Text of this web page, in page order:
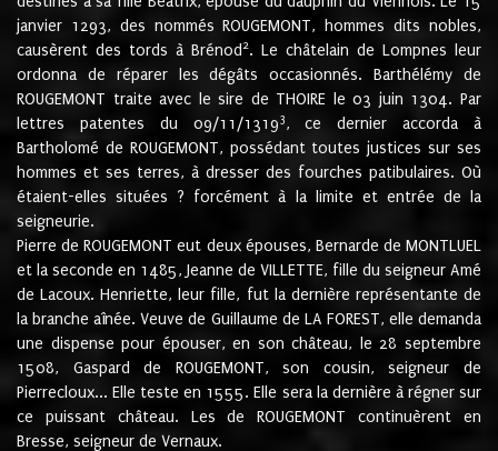
janvier 1293, des nommés ROUGEMONT, hommes dits nobles,
causèrent des tords à Brénod 2. Le châtelain de Lompnes leur
ordonna de réparer les dégâts occasionnés. Barthélémy de
ROUGEMONT traite avec le sire de THOIRE le 03 juin 1304. Par
lettres patentes du 09/11/13193, ce dernier accorda à
Bartholomé de ROUGEMONT, possédant toutes justices sur ses
hommes et ses terres, à dresser des fourches patibulaires. Où
étaient-elles situées ? forcément à la limite et entrée de la
seigneurie.
Pierre de ROUGEMONT eut deux épouses, Bernarde de MONTLUEL
et la seconde en 1485, Jeanne de VILLETTE, fille du seigneur Amé
de Lacoux. Henriette, leur fille, fut la dernière représentante de
la branche aînée. Veuve de Guillaume de LA FOREST, elle demanda
une dispense pour épouser, en son château, le 28 septembre
1508, Gaspard de ROUGEMONT, son cousin, seigneur de
Pierrecloux... Elle teste en 1555. Elle sera la dernière à régner sur
ce puissant château. Les de ROUGEMONT continuèrent en
Bresse, seigneur de Vernaux.